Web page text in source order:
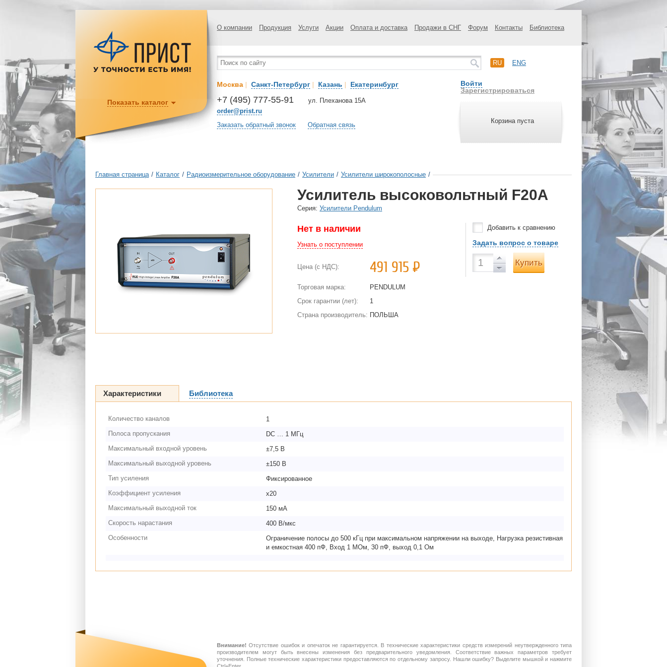
О компании Продукция Услуги Акции Оплата и доставка Продажи в СНГ Форум Контакты Библиотека
RU ENG
Москва | Санкт-Петербург | Казань | Екатеринбург
+7 (495) 777-55-91
order@prist.ru
ул. Плеханова 15А
Заказать обратный звонок Обратная связь
Войти
Зарегистрироваться
Корзина пуста
Показать каталог
Главная страница / Каталог / Радиоизмерительное оборудование / Усилители / Усилители широкополосные /
Усилитель высоковольтный F20A
Cерия: Усилители Pendulum
Нет в наличии
Узнать о поступлении
Цена (с НДС): 491 915 Р
Торговая марка:
PENDULUM
Срок гарантии (лет):
1
Страна производитель: ПОЛЬША
Добавить к сравнению
Задать вопрос о товаре
Купить
Характеристики Библиотека
Количество каналов
1
Полоса пропускания
DC … 1 МГц
Максимальный входной уровень
±7,5 В
Максимальный выходной уровень
±150 В
Тип усиления
Фиксированное
Коэффициент усиления
х20
Максимальный выходной ток
150 мА
Скорость нарастания
400 В/мкс
Особенности
Ограничение полосы до 500 кГц при максимальном напряжении на выходе, Нагрузка резистивная
и емкостная 400 пФ, Вход 1 МОм, 30 пФ, выход 0,1 Ом
Внимание! Отсутствие ошибок и опечаток не гарантируется. В технические характеристики средств измерений неутвержденного типа
производителем могут быть внесены изменения без предварительного уведомления. Соответствие важных параметров требует
уточнения. Полные технические характеристики предоставляются по отдельному запросу. Нашли ошибку? Выделите мышкой и нажмите